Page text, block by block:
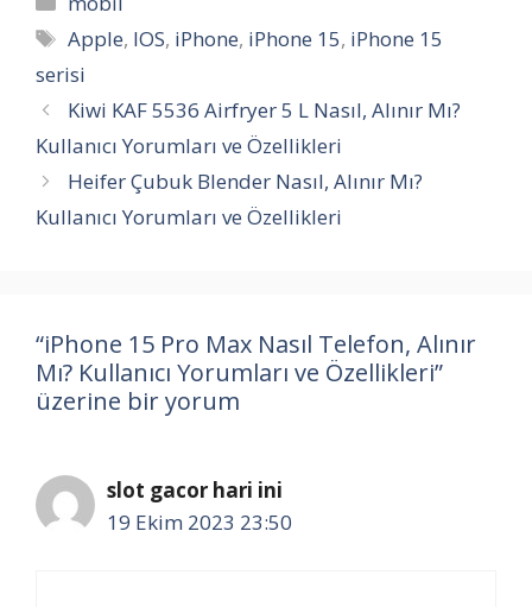
Etiketler
Apple, IOS, iPhone, iPhone 15, iPhone 15
serisi
Kiwi KAF 5536 Airfryer 5 L Nasıl, Alınır Mı?
Kullanıcı Yorumları ve Özellikleri
Heifer Çubuk Blender Nasıl, Alınır Mı?
Kullanıcı Yorumları ve Özellikleri
“iPhone 15 Pro Max Nasıl Telefon, Alınır
Mı? Kullanıcı Yorumları ve Özellikleri”
üzerine bir yorum
slot gacor hari ini
19 Ekim 2023 23:50